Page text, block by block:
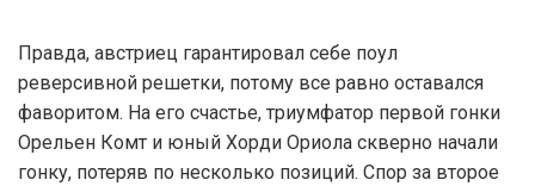
Правда, австриец гарантировал себе поул
реверсивной решетки, потому все равно оставался
фаворитом. На его счастье, триумфатор первой гонки
Орельен Комт и юный Хорди Ориола скверно начали
гонку, потеряв по несколько позиций. Спор за второе